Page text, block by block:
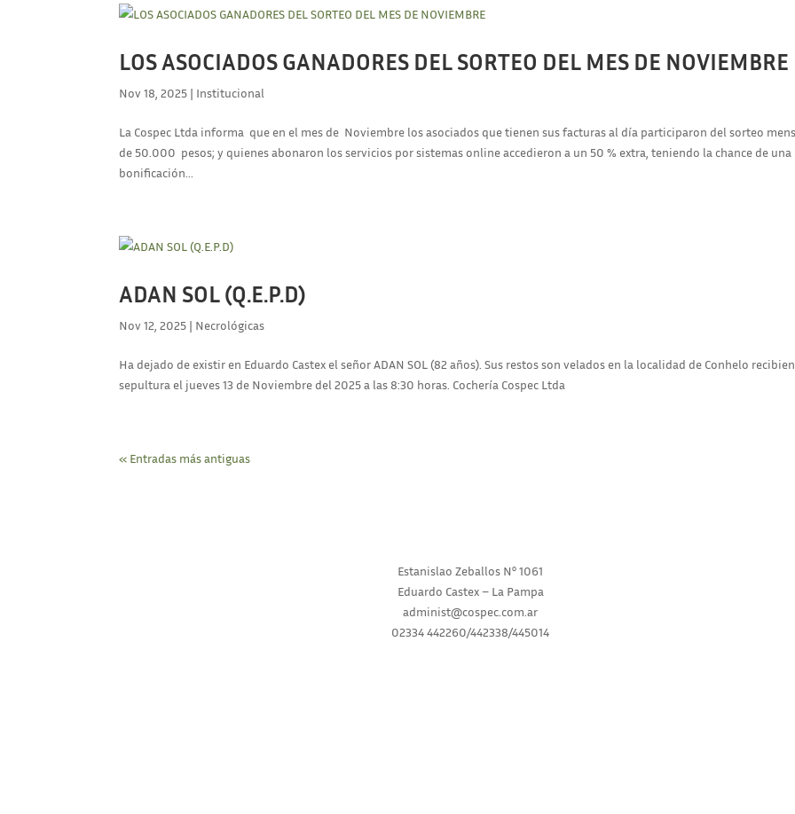
LOS ASOCIADOS GANADORES DEL SORTEO DEL MES DE NOVIEMBRE
Nov 18, 2025 | Institucional
La Cospec Ltda informa que en el mes de Noviembre los asociados que tienen sus facturas al día participaron del sorteo
de 50.000 pesos; y quienes abonaron los servicios por sistemas online accedieron a un 50 % extra, teniendo la chance de una
bonificación...
ADAN SOL (Q.E.P.D)
Nov 12, 2025 | Necrológicas
Ha dejado de existir en Eduardo Castex el señor ADAN SOL (82 años). Sus restos son velados en la localidad de Conhelo
sepultura el jueves 13 de Noviembre del 2025 a las 8:30 horas. Cochería Cospec Ltda
« Entradas más antiguas
Estanislao Zeballos N° 1061
Eduardo Castex – La Pampa
administ@cospec.com.ar
02334 442260/442338/445014